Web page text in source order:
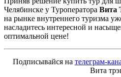
Челябинске у Туроператора Вита
на рынке внутреннего туризма
насладитесь интересной и
оптимальной цене!
Подписывайся на телеграм-
Вита